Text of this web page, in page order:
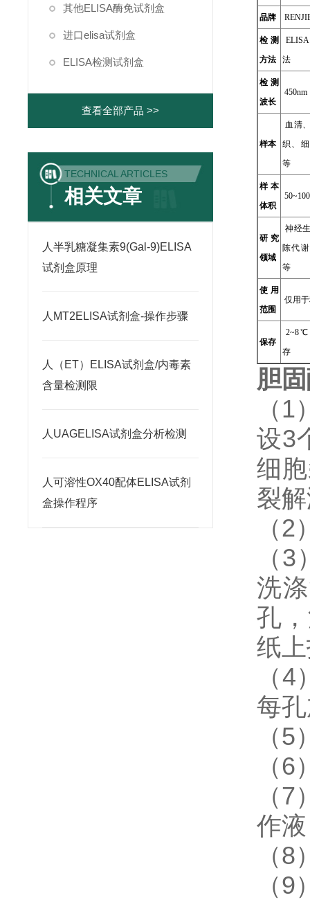
其他ELISA酶免试剂盒
进口elisa试剂盒
ELISA检测试剂盒
查看全部产品 >>
TECHNICAL ARTICLES
相关文章
人半乳糖凝集素9(Gal-9)ELISA
试剂盒原理
人MT2ELISA试剂盒-操作步骤
人（ET）ELISA试剂盒/内毒素
含量检测限
人UAGELISA试剂盒分析检测
人可溶性OX40配体ELISA试剂
盒操作程序
品牌
检测
方法
法
检测
波长
450nm
样本
血清
织、
等
样本
体积
研究
领域
神经
陈代
等
使用
范围
仅用
保存
2~8℃
存
胆
（
设3
细
裂
（
（
洗
孔
纸
（
每
（
（
（
作
（
（